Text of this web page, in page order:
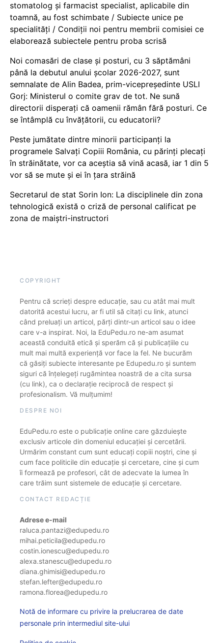
stomatolog și farmacist specialist, aplicabile din
toamnă, au fost schimbate / Subiecte unice pe
specialități / Condiții noi pentru membrii comisiei ce
elaborează subiectele pentru proba scrisă
Noi comasări de clase și posturi, cu 3 săptămâni
până la debutul anului școlar 2026-2027, sunt
semnalate de Alin Badea, prim-vicepreședinte USLI
Gorj: Ministerul o comite grav de tot. Ne sună
directorii disperați că oamenii rămân fără posturi. Ce
se întâmplă cu învățătorii, cu educatorii?
Peste jumătate dintre minorii participanți la
programele Salvați Copiii România, cu părinți plecați
în străinătate, vor ca aceștia să vină acasă, iar 1 din 5
vor să se mute și ei în țara străină
Secretarul de stat Sorin Ion: La disciplinele din zona
tehnologică există o criză de personal calificat pe
zona de maiștri-instructori
COPYRIGHT
Pentru că scrieți despre educație, sau cu atât mai mult
datorită acestui lucru, ar fi util să citați cu link, atunci
când preluați un articol, părți dintr-un articol sau o idee
care v-a inspirat. Noi, la EduPedu.ro ne-am asumat
această conduită etică și sperăm că și publicațiile cu
mult mai multă experiență vor face la fel. Ne bucurăm
că găsiți subiecte interesante pe Edupedu.ro și suntem
siguri că înțelegeți rugămintea noastră de a cita sursa
(cu link), ca o declarație reciprocă de respect și
profesionalism. Vă mulțumim!
DESPRE NOI
EduPedu.ro este o publicație online care găzduiește
exclusiv articole din domeniul educației și cercetării.
Urmărim constant cum sunt educați copiii noștri, cine și
cum face politicile din educație și cercetare, cine și cum
îi formează pe profesori, cât de adecvate la lumea în
care trăim sunt sistemele de educație și cercetare.
CONTACT REDACȚIE
Adrese e-mail
raluca.pantazi@edupedu.ro
mihai.peticila@edupedu.ro
costin.ionescu@edupedu.ro
alexa.stanescu@edupedu.ro
diana.ghimisi@edupedu.ro
stefan.lefter@edupedu.ro
ramona.florea@edupedu.ro
Notă de informare cu privire la prelucrarea de date
personale prin intermediul site-ului